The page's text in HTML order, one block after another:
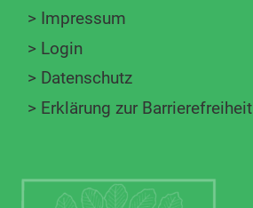
> Impressum
> Login
> Datenschutz
> Erklärung zur Barrierefreiheit